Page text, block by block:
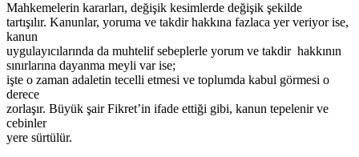
Mahkemelerin kararları, değişik kesimlerde değişik şekilde
tartışılır. Kanunlar, yoruma ve takdir hakkına fazlaca yer veriyor ise,
kanun
uygulayıcılarında da muhtelif sebeplerle yorum ve takdir hakkının
sınırlarına dayanma meyli var ise;
işte o zaman adaletin tecelli etmesi ve toplumda kabul görmesi o
derece
zorlaşır. Büyük şair Fikret’in ifade ettiği gibi, kanun tepelenir ve
cebinler
yere sürtülür.